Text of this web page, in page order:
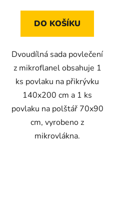
DO KOŠÍKU
Dvoudílná sada povlečení
z mikroflanel obsahuje 1
ks povlaku na přikrývku
140x200 cm a 1 ks
povlaku na polštář 70x90
cm, vyrobeno z
mikrovlákna.